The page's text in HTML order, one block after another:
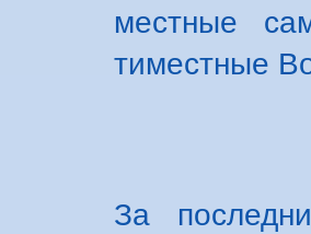
местные
тиместные
За